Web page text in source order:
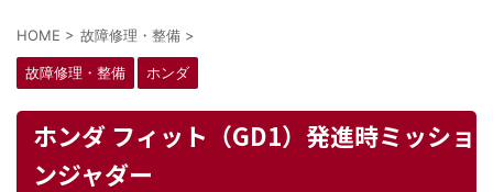
HOME > 故障修理・整備 >
故障修理・整備 ホンダ
ホンダ フィット（GD1）発進時ミッショ
ンジャダー